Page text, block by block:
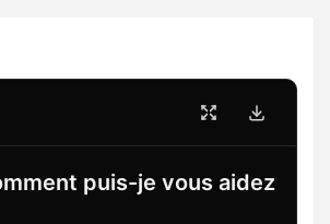
puis-je vous aidez